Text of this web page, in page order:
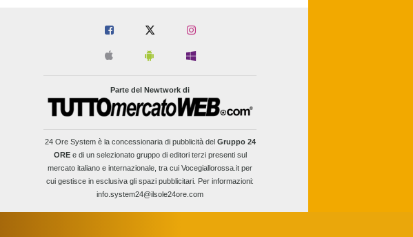
Parte del Newtwork di
24 Ore Systemè la concessionaria di pubblicità del Gruppo 24
OREe di un selezionato gruppo di editori terzi presenti sul
mercato italiano e internazionale, tra cui Vocegiallorossa.it per
cui gestisce in esclusiva gli spazi pubblicitari. Per informazioni:
info.system24@ilsole24ore.com